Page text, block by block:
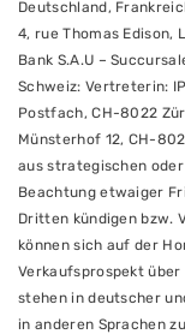
Deutschland,
4, rue Thomas Edison,
Bank S.A.U –
Schweiz: Vertreterin:
Postfach, CH-8022
Münsterhof 12, CH-
aus strategischen
Beachtung etwaiger
Dritten kündigen bzw.
können sich auf der
Verkaufsprospekt
stehen in deutscher
in anderen Sprachen